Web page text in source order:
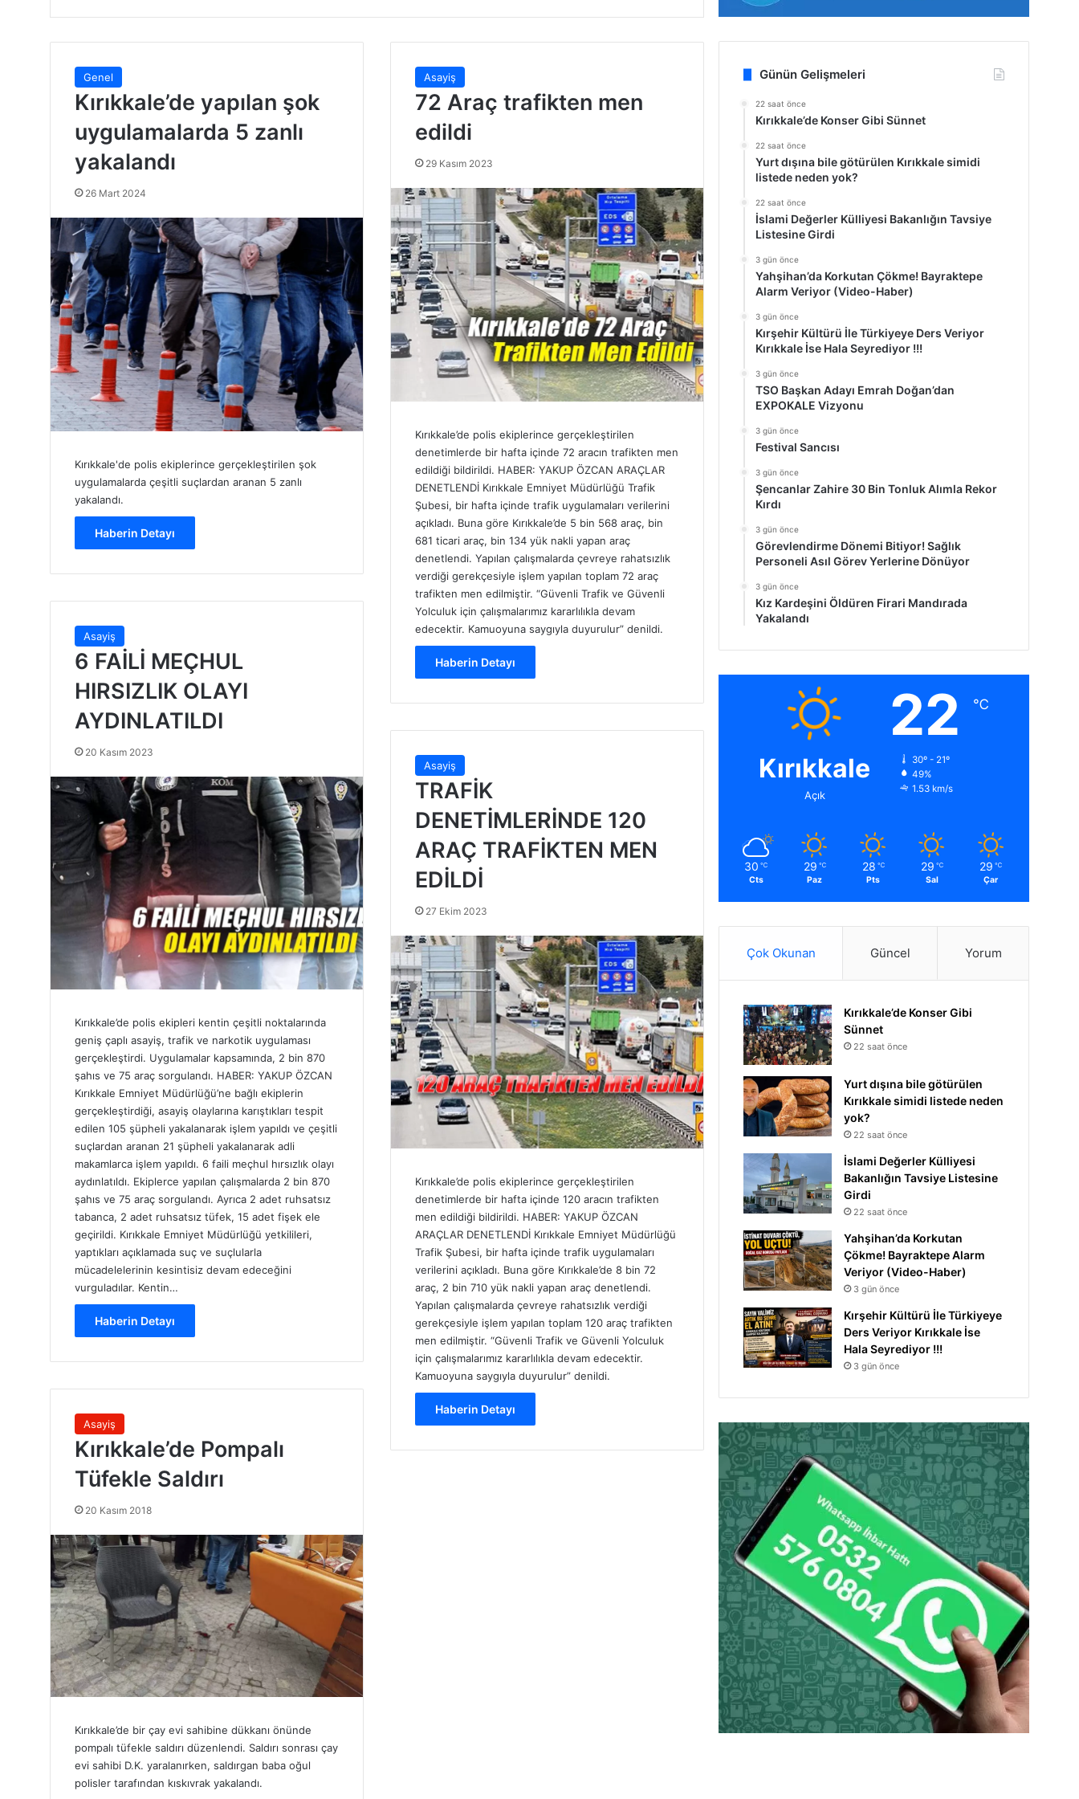
Genel
Kırıkkale’de yapılan şok
uygulamalarda 5 zanlı
yakalandı
26 Mart 2024
Kırıkkale'de polis ekiplerince gerçekleştirilen şok
uygulamalarda çeşitli suçlardan aranan 5 zanlı
yakalandı.
Haberin Detayı
Asayiş
72 Araç trafikten men
edildi
29 Kasım 2023
Kırıkkale’de polis ekiplerince gerçekleştirilen
denetimlerde bir hafta içinde 72 aracın trafikten men
edildiği bildirildi. HABER: YAKUP ÖZCAN ARAÇLAR
DENETLENDİ Kırıkkale Emniyet Müdürlüğü Trafik
Şubesi, bir hafta içinde trafik uygulamaları verilerini
açıkladı. Buna göre Kırıkkale’de 5 bin 568 araç, bin
681 ticari araç, bin 134 yük nakli yapan araç
denetlendi. Yapılan çalışmalarda çevreye rahatsızlık
verdiği gerekçesiyle işlem yapılan toplam 72 araç
trafikten men edilmiştir. “Güvenli Trafik ve Güvenli
Yolculuk için çalışmalarımız kararlılıkla devam
edecektir. Kamuoyuna saygıyla duyurulur” denildi.
Haberin Detayı
Asayiş
6 FAİLİ MEÇHUL
HIRSIZLIK OLAYI
AYDINLATILDI
20 Kasım 2023
Kırıkkale’de polis ekipleri kentin çeşitli noktalarında
geniş çaplı asayiş, trafik ve narkotik uygulaması
gerçekleştirdi. Uygulamalar kapsamında, 2 bin 870
şahıs ve 75 araç sorgulandı. HABER: YAKUP ÖZCAN
Kırıkkale Emniyet Müdürlüğü’ne bağlı ekiplerin
gerçekleştirdiği, asayiş olaylarına karıştıkları tespit
edilen 105 şüpheli yakalanarak işlem yapıldı ve çeşitli
suçlardan aranan 21 şüpheli yakalanarak adli
makamlarca işlem yapıldı. 6 faili meçhul hırsızlık olayı
aydınlatıldı. Ekiplerce yapılan çalışmalarda 2 bin 870
şahıs ve 75 araç sorgulandı. Ayrıca 2 adet ruhsatsız
tabanca, 2 adet ruhsatsız tüfek, 15 adet fişek ele
geçirildi. Kırıkkale Emniyet Müdürlüğü yetkilileri,
yaptıkları açıklamada suç ve suçlularla
mücadelelerinin kesintisiz devam edeceğini
vurguladılar. Kentin…
Haberin Detayı
Asayiş
TRAFİK
DENETİMLERİNDE 120
ARAÇ TRAFİKTEN MEN
EDİLDİ
27 Ekim 2023
Kırıkkale’de polis ekiplerince gerçekleştirilen
denetimlerde bir hafta içinde 120 aracın trafikten
men edildiği bildirildi. HABER: YAKUP ÖZCAN
ARAÇLAR DENETLENDİ Kırıkkale Emniyet Müdürlüğü
Trafik Şubesi, bir hafta içinde trafik uygulamaları
verilerini açıkladı. Buna göre Kırıkkale’de 8 bin 72
araç, 2 bin 710 yük nakli yapan araç denetlendi.
Yapılan çalışmalarda çevreye rahatsızlık verdiği
gerekçesiyle işlem yapılan toplam 120 araç trafikten
men edilmiştir. “Güvenli Trafik ve Güvenli Yolculuk
için çalışmalarımız kararlılıkla devam edecektir.
Kamuoyuna saygıyla duyurulur” denildi.
Haberin Detayı
Asayiş
Kırıkkale’de Pompalı
Tüfekle Saldırı
20 Kasım 2018
Kırıkkale’de bir çay evi sahibine dükkanı önünde
pompalı tüfekle saldırı düzenlendi. Saldırı sonrası çay
evi sahibi D.K. yaralanırken, saldırgan baba oğul
polisler tarafından kıskıvrak yakalandı.
Günün Gelişmeleri
22 saat önce
Kırıkkale’de Konser Gibi Sünnet
22 saat önce
Yurt dışına bile götürülen Kırıkkale simidi
listede neden yok?
22 saat önce
İslami Değerler Külliyesi Bakanlığın Tavsiye
Listesine Girdi
3 gün önce
Yahşihan’da Korkutan Çökme! Bayraktepe
Alarm Veriyor (Video-Haber)
3 gün önce
Kırşehir Kültürü İle Türkiyeye Ders Veriyor
Kırıkkale İse Hala Seyrediyor !!!
3 gün önce
TSO Başkan Adayı Emrah Doğan’dan
EXPOKALE Vizyonu
3 gün önce
Festival Sancısı
3 gün önce
Şencanlar Zahire 30 Bin Tonluk Alımla Rekor
Kırdı
3 gün önce
Görevlendirme Dönemi Bitiyor! Sağlık
Personeli Asıl Görev Yerlerine Dönüyor
3 gün önce
Kız Kardeşini Öldüren Firari Mandırada
Yakalandı
Kırıkkale
Açık
22 ℃
30º - 21º
49%
1.53 km/s
30 ℃
Cts
29 ℃
Paz
28 ℃
Pts
29 ℃
Sal
29 ℃
Çar
Çok Okunan Güncel Yorum
Kırıkkale’de Konser Gibi
Sünnet
22 saat önce
Yurt dışına bile götürülen
Kırıkkale simidi listede neden
yok?
22 saat önce
İslami Değerler Külliyesi
Bakanlığın Tavsiye Listesine
Girdi
22 saat önce
Yahşihan’da Korkutan
Çökme! Bayraktepe Alarm
Veriyor (Video-Haber)
3 gün önce
Kırşehir Kültürü İle Türkiyeye
Ders Veriyor Kırıkkale İse
Hala Seyrediyor !!!
3 gün önce